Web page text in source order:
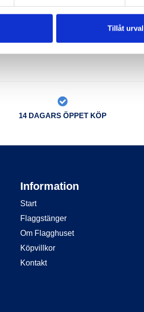
Tillåt urval
14 DAGARS ÖPPET KÖP
Information
Start
Flaggstänger
Om Flagghuset
Köpvillkor
Kontakt